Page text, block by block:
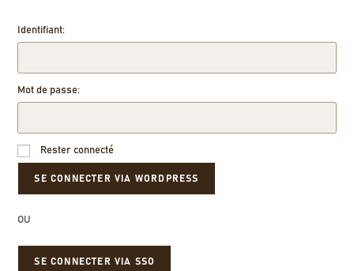
Identifiant:
Mot de passe:
Rester connecté
OU
SE CONNECTER VIA SSO